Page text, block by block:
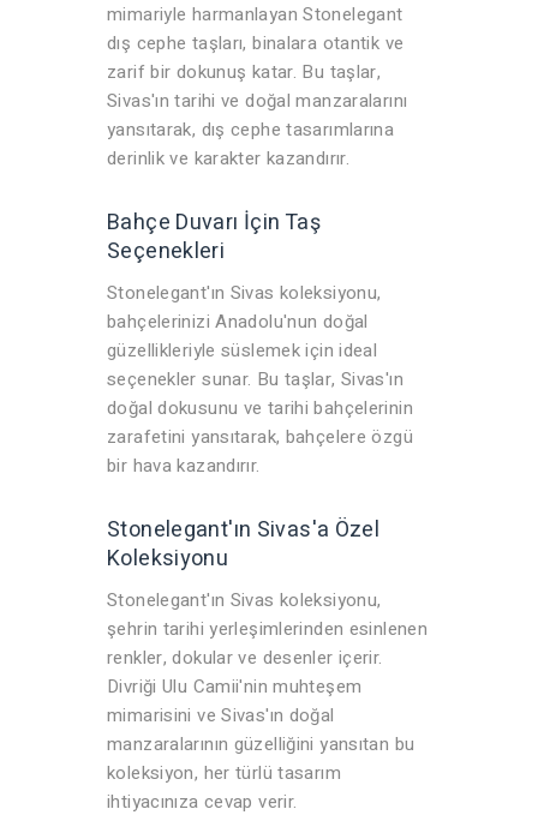
mimariyle harmanlayan Stonelegant
dış cephe taşları, binalara otantik ve
zarif bir dokunuş katar. Bu taşlar,
Sivas'ın tarihi ve doğal manzaralarını
yansıtarak, dış cephe tasarımlarına
derinlik ve karakter kazandırır.
Bahçe Duvarı İçin Taş
Seçenekleri
Stonelegant'ın Sivas koleksiyonu,
bahçelerinizi Anadolu'nun doğal
güzellikleriyle süslemek için ideal
seçenekler sunar. Bu taşlar, Sivas'ın
doğal dokusunu ve tarihi bahçelerinin
zarafetini yansıtarak, bahçelere özgü
bir hava kazandırır.
Stonelegant'ın Sivas'a Özel
Koleksiyonu
Stonelegant'ın Sivas koleksiyonu,
şehrin tarihi yerleşimlerinden esinlenen
renkler, dokular ve desenler içerir.
Divriği Ulu Camii'nin muhteşem
mimarisini ve Sivas'ın doğal
manzaralarının güzelliğini yansıtan bu
koleksiyon, her türlü tasarım
ihtiyacınıza cevap verir.